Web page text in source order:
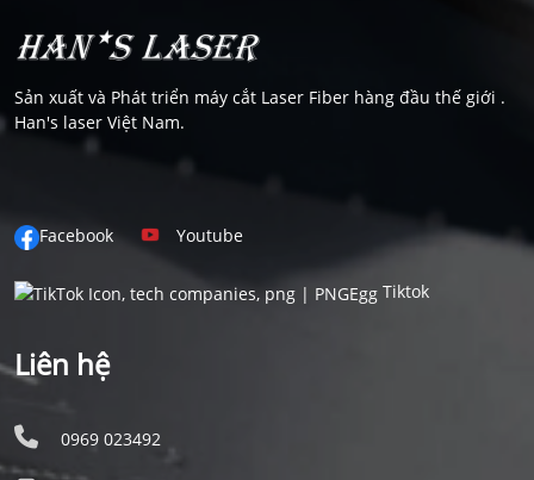
Sản xuất và Phát triển máy cắt Laser Fiber hàng đầu thế giới .
Han's laser Việt Nam.
Facebook Youtube
Tiktok
Liên hệ
0969 023492